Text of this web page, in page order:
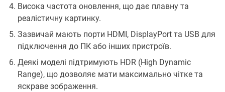
Висока частота оновлення, що дає плавну та
реалістичну картинку.
Зазвичай мають порти HDMI, DisplayPort та USB для
підключення до ПК або інших пристроїв.
Деякі моделі підтримують HDR (High Dynamic
Range), що дозволяє мати максимально чітке та
яскраве зображення.